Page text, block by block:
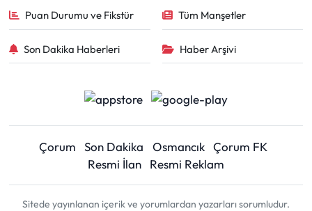
Puan Durumu ve Fikstür Tüm Manşetler
Son Dakika Haberleri Haber Arşivi
Çorum Son Dakika Osmancık Çorum FK
Resmi İlan
Resmi Reklam
Sitede yayınlanan içerik ve yorumlardan yazarları sorumludur.